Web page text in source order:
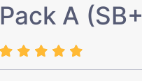
Pack A